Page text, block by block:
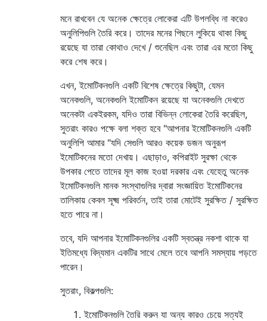
মনে রাখবেন যে অনেক ক্ষেত্রে লোকেরা এটি উপলব্ধি না করেও
অনুলিপিগুলি তৈরি করে। তাদের মনের পিছনে লুকিয়ে থাকা কিছু
রয়েছে যা তারা কোথাও দেখে / শুনেছিল এবং তারা এর মতো কিছু
করে শেষ করে।
এখন, ইমোটিকনগুলি একটি বিশেষ ক্ষেত্রে কিছুটা, যেমন
অনেকগুলি, অনেকগুলি ইমোটিকন রয়েছে যা অনেকগুলি দেখতে
অনেকটা একইরকম, যদিও তারা বিভিন্ন লোকেরা তৈরি করেছিল,
সুতরাং কারও পক্ষে বলা শক্ত হবে "আপনার ইমোটিকনগুলি একটি
অনুলিপি আমার "যদি সেগুলি আরও কয়েক ডজন অনুরূপ
ইমোটিকনের মতো দেখায়। এছাড়াও, কপিরাইট সুরক্ষা থেকে
উপকার পেতে তাদের মূল কাজ হওয়া দরকার এবং যেহেতু অনেক
ইমোটিকনগুলি মানক সংস্থাগুলির দ্বারা সংজ্ঞায়িত ইমোটিকনের
তালিকায় কেবল সূক্ষ্ম পরিবর্তন, তাই তারা মোটেই সুরক্ষিত / সুরক্ষিত
হতে পারে না।
তবে, যদি আপনার ইমোটিকনগুলির একটি স্বতন্ত্র নকশা থাকে যা
ইতিমধ্যে বিদ্যমান একটির সাথে মেলে তবে আপনি সমস্যায় পড়তে
পারেন।
সুতরাং, বিকল্পগুলি:
ইমোটিকনগুলি তৈরি করুন যা অন্য কারও চেয়ে সত্যই